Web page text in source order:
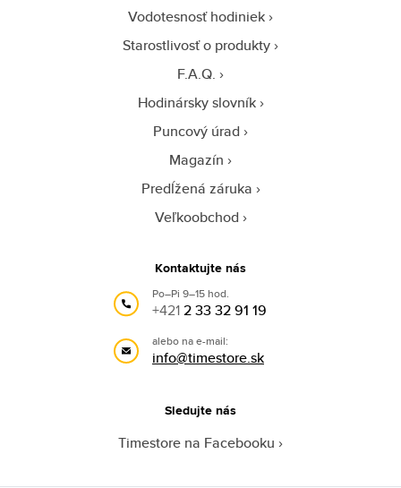
Vodotesnosť hodiniek
Starostlivosť o produkty
F.A.Q.
Hodinársky slovník
Puncový úrad
Magazín
Predĺžená záruka
Veľkoobchod
Kontaktujte nás
Po–Pi 9–15 hod.
+4212 33 32 91 19
alebo na e-mail:
info@timestore.sk
Sledujte nás
Timestore na Facebooku